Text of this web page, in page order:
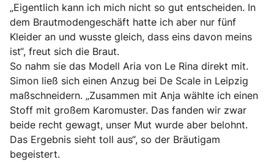
„Eigentlich kann ich mich nicht so gut entscheiden. In
dem Brautmodengeschäft hatte ich aber nur fünf
Kleider an und wusste gleich, dass eins davon meins
ist“, freut sich die Braut.
So nahm sie das Modell Aria von Le Rina direkt mit.
Simon ließ sich einen Anzug bei De Scale in Leipzig
maßschneidern. „Zusammen mit Anja wählte ich einen
Stoff mit großem Karomuster. Das fanden wir zwar
beide recht gewagt, unser Mut wurde aber belohnt.
Das Ergebnis sieht toll aus“, so der Bräutigam
begeistert.